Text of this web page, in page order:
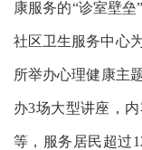
康服务的“诊室壁垒
社区卫生服务中心
所举办心理健康主
办3场大型讲座，
等，服务居民超过